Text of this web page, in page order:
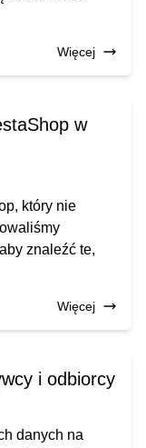
Więcej
w
który nie
znaleźć te,
Więcej
i odbiorcy
danych na